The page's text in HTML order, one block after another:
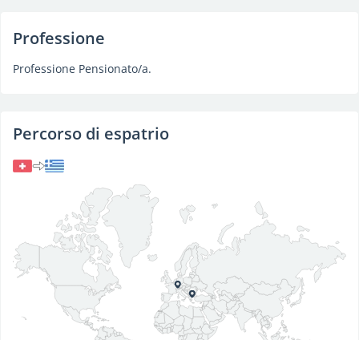
Professione
Professione Pensionato/a.
Percorso di espatrio